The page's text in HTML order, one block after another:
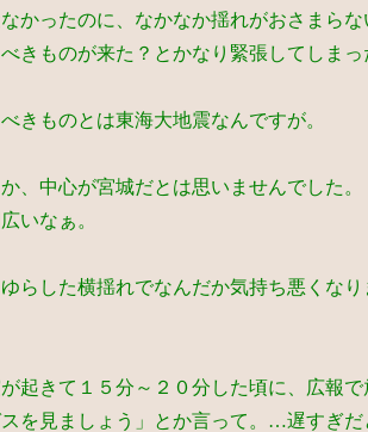
かったのに、なかなか揺れがおさまらな
きものが来た？とかなり緊張してしまっ
きものとは東海大地震なんですが。
、中心が宮城だとは思いませんでした。
いなぁ。
らした横揺れでなんだか気持ち悪くなり
起きて１５分～２０分した頃に、広報
スを見ましょう」とか言って。…遅すぎ